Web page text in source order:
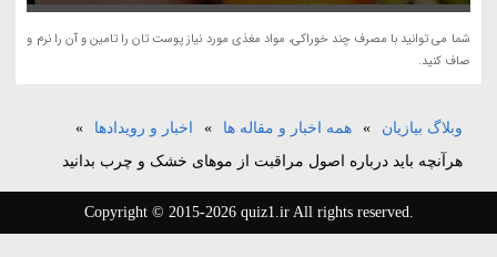
شما می توانید با مصرف چند خوراکی، مواد مغذی مورد نیاز پوست تان را تامین و آن را نرم و
صاف کنید.
وبلاگ بیازیان » همه اخبار و مقاله ها » اخبار و رویدادها
»
هرآنچه باید درباره اصول مراقبت از موهای خشک و چرب بدانید
Copyright © 2015-2026 quiz1.ir All rights reserved.